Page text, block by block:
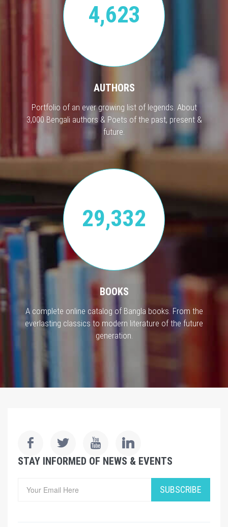
4,623
AUTHORS
Portfolio of an ever growing list of legends. About
3,000 Bengali authors & Poets of the past, present &
future.
29,332
BOOKS
A complete online catalog of Bangla books. From the
everlasting classics to modern literature of the future
generation.
STAY INFORMED OF NEWS & EVENTS
SUBSCRIBE